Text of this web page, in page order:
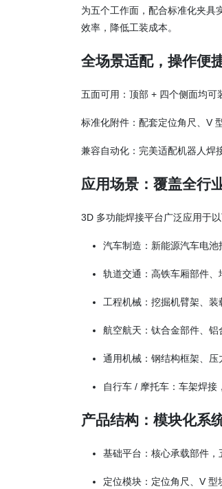
为五个工作面，配合标准化夹具
效率，降低工装成本。
全场景适配，操作便
五面可用：顶部 + 四个侧面均
标准化附件：配套定位角尺、V
兼容自动化：完美适配机器人焊
应用场景：覆盖全行
3D 多功能焊接平台广泛应用于以
汽车制造：新能源汽车电
轨道交通：高铁车厢部件
工程机械：挖掘机臂架、
航空航天：钛合金部件、铝
通用机械：钢结构框架、
自行车 / 摩托车：车架焊
产品结构：模块化系
基础平台：核心承载部件
定位模块：定位角尺、V